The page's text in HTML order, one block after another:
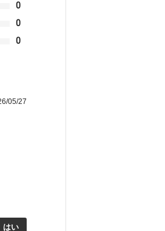
0
0
0
05/27
はい